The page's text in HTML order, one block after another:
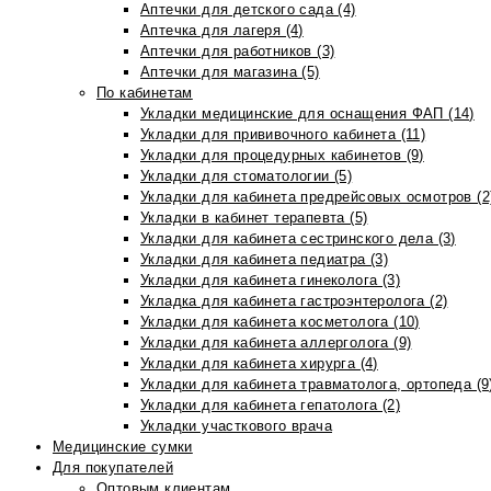
Аптечки для детского сада (4)
Аптечка для лагеря (4)
Аптечки для работников (3)
Аптечки для магазина (5)
По кабинетам
Укладки медицинские для оснащения ФАП (14)
Укладки для прививочного кабинета (11)
Укладки для процедурных кабинетов (9)
Укладки для стоматологии (5)
Укладки для кабинета предрейсовых осмотров
Укладки в кабинет терапевта (5)
Укладки для кабинета сестринского дела (3)
Укладки для кабинета педиатра (3)
Укладки для кабинета гинеколога (3)
Укладка для кабинета гастроэнтеролога (2)
Укладки для кабинета косметолога (10)
Укладки для кабинета аллерголога (9)
Укладки для кабинета хирурга (4)
Укладки для кабинета травматолога, ортопеда
Укладки для кабинета гепатолога (2)
Укладки участкового врача
Медицинские сумки
Для покупателей